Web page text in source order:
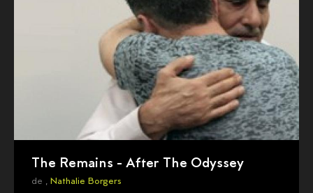
The Remains - After The Odyssey
de , Nathalie Borgers